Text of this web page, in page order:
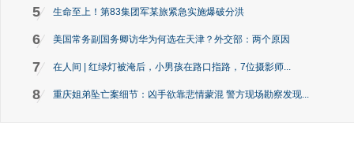
5 生命至上！第83集团军某旅紧急实施爆破分洪
6 美国常务副国务卿访华为何选在天津？外交部：两个原因
7 在人间 | 红绿灯被淹后，小男孩在路口指路，7位摄影师...
8 重庆姐弟坠亡案细节：凶手欲靠悲情蒙混 警方现场勘察发现...